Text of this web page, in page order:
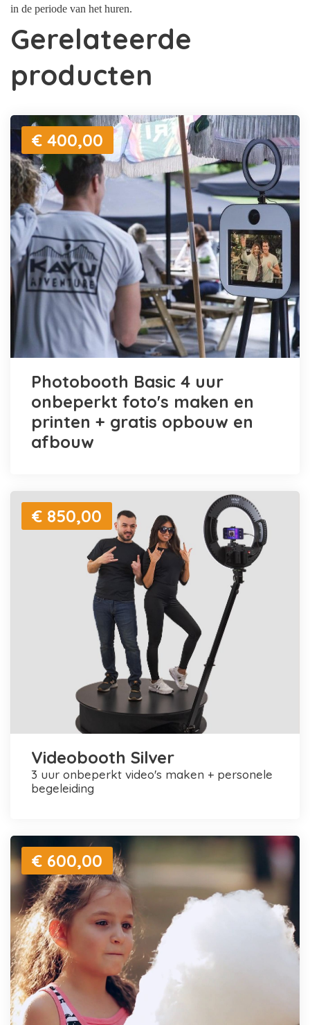
in de periode van het huren.
Gerelateerde
producten
€ 400,00
Photobooth Basic 4 uur
onbeperkt foto's maken en
printen + gratis opbouw en
afbouw
€ 850,00
Videobooth Silver
3 uur onbeperkt video's maken + personele
begeleiding
€ 600,00